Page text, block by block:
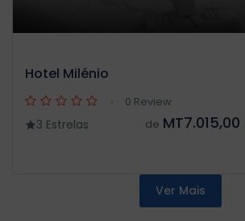
Hotel Milénio
0 Review
3 Estrelas de MT7.015,00
Ver Mais